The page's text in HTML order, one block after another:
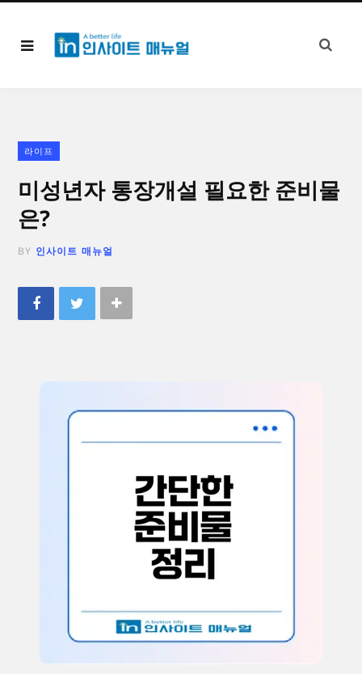
라이프
미성년자 통장개설 필요한 준비물
은?
BY 인사이트 매뉴얼